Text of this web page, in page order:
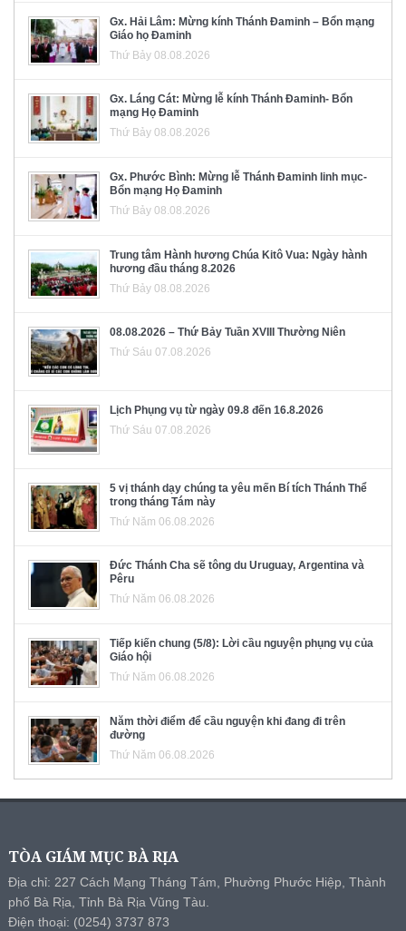
Gx. Hải Lâm: Mừng kính Thánh Đaminh – Bổn mạng
Giáo họ Đaminh
Thứ Bảy 08.08.2026
Gx. Láng Cát: Mừng lễ kính Thánh Đaminh- Bổn
mạng Họ Đaminh
Thứ Bảy 08.08.2026
Gx. Phước Bình: Mừng lễ Thánh Đaminh linh mục-
Bổn mạng Họ Đaminh
Thứ Bảy 08.08.2026
Trung tâm Hành hương Chúa Kitô Vua: Ngày hành
hương đầu tháng 8.2026
Thứ Bảy 08.08.2026
08.08.2026 – Thứ Bảy Tuần XVIII Thường Niên
Thứ Sáu 07.08.2026
Lịch Phụng vụ từ ngày 09.8 đến 16.8.2026
Thứ Sáu 07.08.2026
5 vị thánh dạy chúng ta yêu mến Bí tích Thánh Thể
trong tháng Tám này
Thứ Năm 06.08.2026
Đức Thánh Cha sẽ tông du Uruguay, Argentina và
Pêru
Thứ Năm 06.08.2026
Tiếp kiến chung (5/8): Lời cầu nguyện phụng vụ của
Giáo hội
Thứ Năm 06.08.2026
Năm thời điểm để cầu nguyện khi đang đi trên
đường
Thứ Năm 06.08.2026
TÒA GIÁM MỤC BÀ RỊA
Địa chỉ: 227 Cách Mạng Tháng Tám, Phường Phước Hiệp, Thành
phố Bà Rịa, Tỉnh Bà Rịa Vũng Tàu.
Điện thoại: (0254) 3737 873